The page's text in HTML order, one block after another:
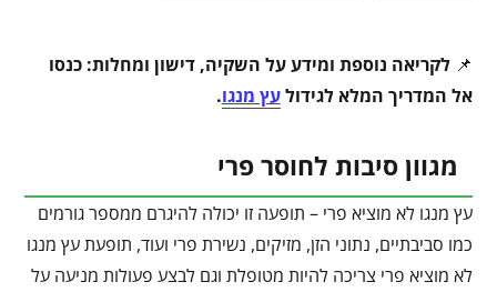
📌לקריאה נוספת ומידע על השקיה, דישון ומחלות: כנסו
אל המדריך המלא לגידולעץ מנגו.
מגוון סיבות לחוסר פרי
עץ מנגו לא מוציא פרי – תופעה זו יכולה להיגרם ממספר גורמים
כמו סביבתיים, נתוני הזן, מזיקים, נשירת פרי ועוד, תופעת עץ מנגו
לא מוציא פרי צריכה להיות מטופלת וגם לבצע פעולות מניעה על